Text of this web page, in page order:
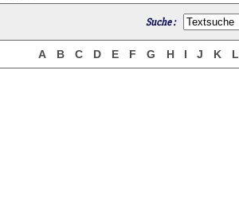
Suche :
A B C D E F G H I J K